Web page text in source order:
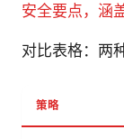
安全要点，涵
对比表格：两
策略